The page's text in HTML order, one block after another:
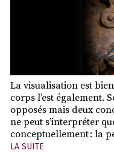
La visualisation est
corps l’est également.
opposés mais deux
ne peut s’interpréter
conceptuellement : la
LA SUITE